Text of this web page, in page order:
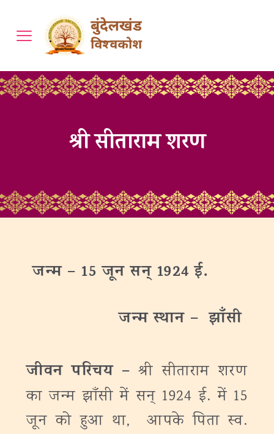
श्री सीताराम शरण
जन्‍म – 15 जून सन् 1924 ई.
जन्‍मस्थान – झाँसी
जीवन परिचय –श्री सीताराम शरण
का जन्‍म झाँसी में सन् 1924 ई. में 15
जून को हुआ था, आपके पिता स्‍व.